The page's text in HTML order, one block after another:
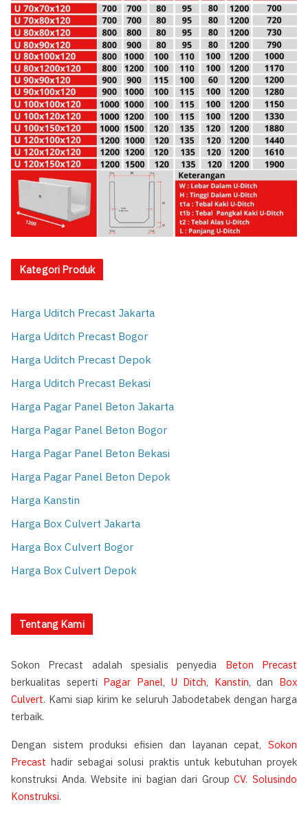
Kategori Produk
Harga Uditch Precast Jakarta
Harga Uditch Precast Bogor
Harga Uditch Precast Depok
Harga Uditch Precast Bekasi
Harga Pagar Panel Beton Jakarta
Harga Pagar Panel Beton Bogor
Harga Pagar Panel Beton Bekasi
Harga Pagar Panel Beton Depok
Harga Kanstin
Harga Box Culvert Jakarta
Harga Box Culvert Bogor
Harga Box Culvert Depok
Tentang Kami
Sokon Precast adalah spesialis penyedia Beton Precast
berkualitas seperti Pagar Panel, U Ditch, Kanstin, dan Box
Culvert. Kami siap kirim ke seluruh Jabodetabek dengan harga
terbaik.
Dengan sistem produksi efisien dan layanan cepat, Sokon
Precast hadir sebagai solusi praktis untuk kebutuhan proyek
konstruksi Anda. Website ini bagian dari GroupCV. Solusindo
Konstruksi.